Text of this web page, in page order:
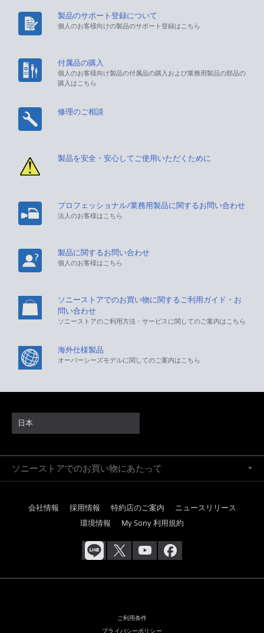
製品のサポート登録について
個人のお客様向けの製品のサポート登録はこちら
付属品の購入
個人のお客様向け製品の付属品の購入および業務用製品の部品の
購入はこちら
修理のご相談
製品を安全・安心してご使用いただくために
プロフェッショナル/業務用製品に関するお問い合わせ
法人のお客様はこちら
製品に関するお問い合わせ
個人のお客様はこちら
ソニーストアでのお買い物に関するご利用ガイド・お
問い合わせ
ソニーストアのご利用方法・サービスに関してのご案内はこちら
海外仕様製品
オーバーシーズモデルに関してのご案内はこちら
日本
ソニーストアでのお買い物にあたって
会社情報 採用情報 特約店のご案内
ニュースリリース
環境情報
My Sony 利用規約
ご利用条件
プライバシーポリシー